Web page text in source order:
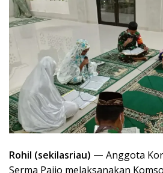
Rohil (sekilasriau) — Anggota
Serma Paijo melaksanakan